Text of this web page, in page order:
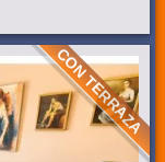
CON TERRAZA